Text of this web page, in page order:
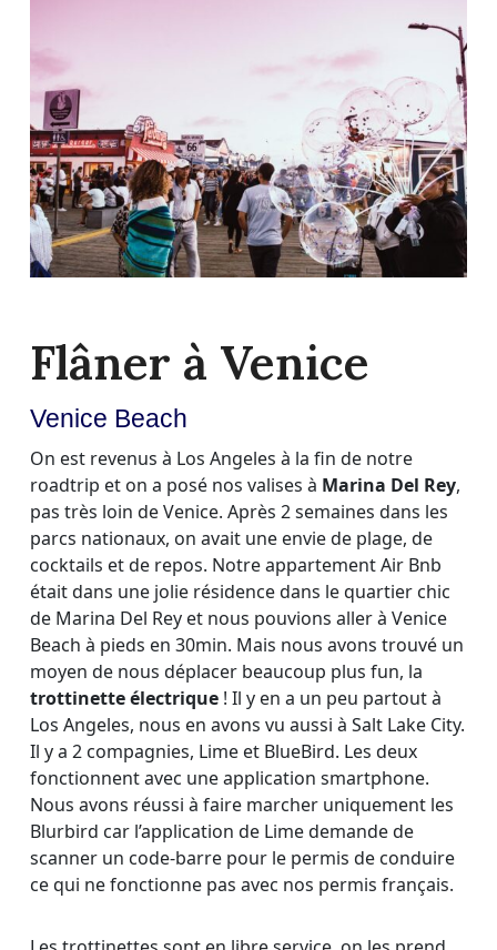
Flâner à Venice
Venice Beach
On est revenus à Los Angeles à la fin de notre
roadtrip et on a posé nos valises à Marina Del Rey,
pas très loin de Venice. Après 2 semaines dans les
parcs nationaux, on avait une envie de plage, de
cocktails et de repos. Notre appartement Air Bnb
était dans une jolie résidence dans le quartier chic
de Marina Del Rey et nous pouvions aller à Venice
Beach à pieds en 30min. Mais nous avons trouvé un
moyen de nous déplacer beaucoup plus fun, la
trottinette électrique ! Il y en a un peu partout à
Los Angeles, nous en avons vu aussi à Salt Lake City.
Il y a 2 compagnies, Lime et BlueBird. Les deux
fonctionnent avec une application smartphone.
Nous avons réussi à faire marcher uniquement les
Blurbird car l’application de Lime demande de
scanner un code-barre pour le permis de conduire
ce qui ne fonctionne pas avec nos permis français.